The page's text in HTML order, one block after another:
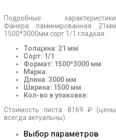
Подробные характеристики
Фанера ламинированная 21мм
1500*3000мм сорт 1/1 гладкая :
Толщина: 21 мм
Сорт: 1/1
Формат: 1500*3000 мм
Марка:
Длина: 3000 мм
Ширина: 1500 мм
Кол-во в упаковке:
Стоимость листа: 8169 ₽ (цены
всегда актуальны).
Выбор параметров